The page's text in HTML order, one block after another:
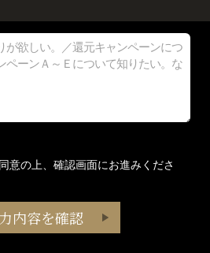
意の上、確認画面にお進みくださ